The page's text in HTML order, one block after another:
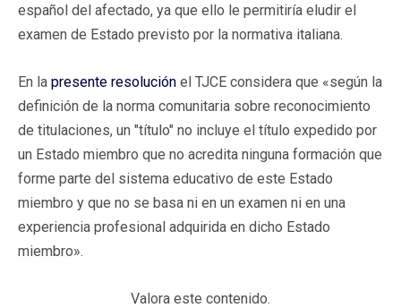
español del afectado, ya que ello le permitiría eludir el
examen de Estado previsto por la normativa italiana.
En la presente resolución el TJCE considera que «según la
definición de la norma comunitaria sobre reconocimiento
de titulaciones, un "título" no incluye el título expedido por
un Estado miembro que no acredita ninguna formación que
forme parte del sistema educativo de este Estado
miembro y que no se basa ni en un examen ni en una
experiencia profesional adquirida en dicho Estado
miembro».
Valora este contenido.